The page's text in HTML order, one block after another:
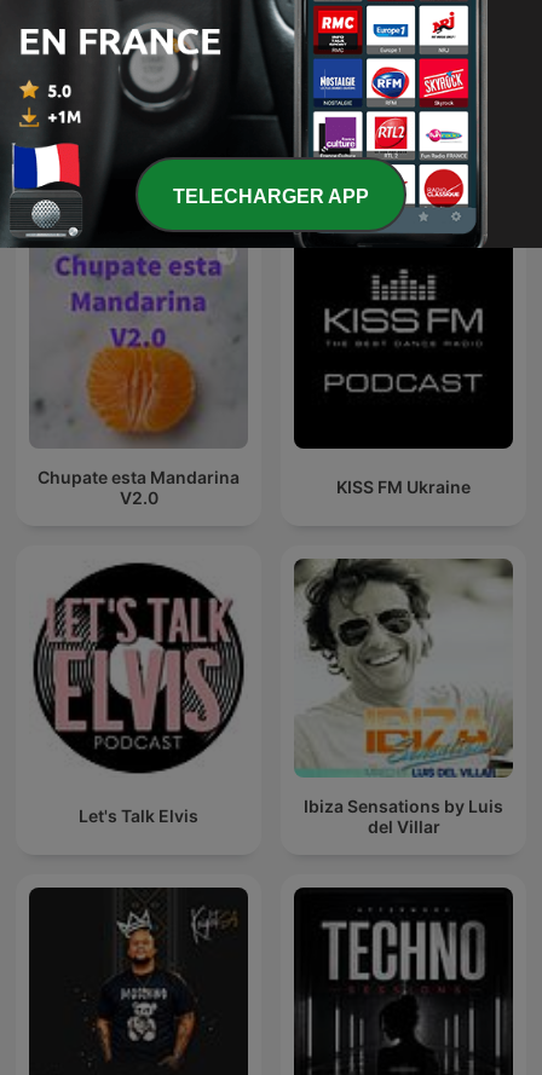
CLUBBING PARTY !
Enfants du Monde
Podcast | Chansons &
Histoires pour Enfants |
Contes & Comptines
Ludiques 2025 |
Apprendre à Chanter
Compte
Podcasts internationaux Musique
Chupate esta Mandarina
V2.0
KISS FM Ukraine
Let's Talk Elvis
Ibiza Sensations by Luis
del Villar
TELECHARGER APP